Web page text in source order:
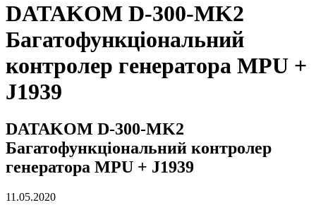
DATAKOM D-300-MK2
Багатофункціональний
контролер генератора MPU +
J1939
DATAKOM D-300-MK2
Багатофункціональний контролер
генератора MPU + J1939
11.05.2020